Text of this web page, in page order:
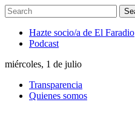
Hazte socio/a de El Faradio
Podcast
miércoles, 1 de julio
Transparencia
Quienes somos